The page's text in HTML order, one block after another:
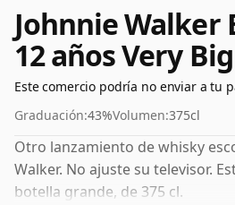
Johnnie Walker
12 años Very
Este comercio podría no enviar a tu
Graduación:43%Volumen:375cl
Otro lanzamiento de whisky
Walker. No ajuste su televisor.
botella grande, de 375 cl.